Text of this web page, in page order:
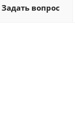
Задать вопрос